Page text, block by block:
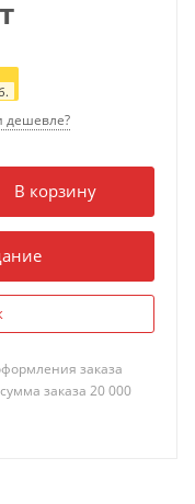
дешевле?
В корзину
заказа
заказа 20 000